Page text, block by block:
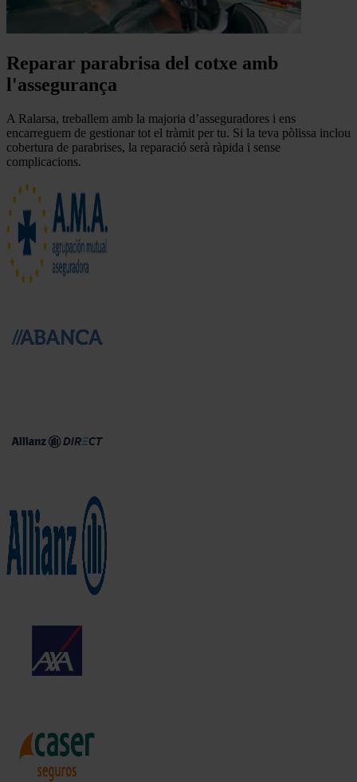
Reparar parabrisa del cotxe amb
l'assegurança
A Ralarsa, treballem amb la majoria d’asseguradores i ens
encarreguem de gestionar tot el tràmit per tu. Si la teva pòlissa inclou
cobertura de parabrises, la reparació serà ràpida i sense
complicacions.